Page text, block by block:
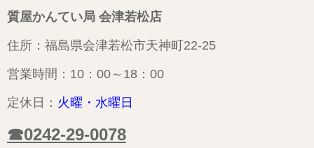
質屋かんてい局 会津若松店
住所：福島県会津若松市天神町22-25
営業時間：10：00～18：00
定休日： 火曜・ 水曜日
☎0242-29-0078